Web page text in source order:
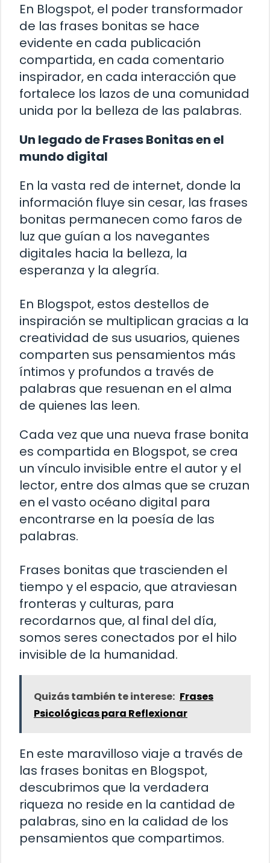
En Blogspot, el poder transformador
de las frases bonitas se hace
evidente en cada publicación
compartida, en cada comentario
inspirador, en cada interacción que
fortalece los lazos de una comunidad
unida por la belleza de las palabras.
Un legado de Frases Bonitas en el
mundo digital
En la vasta red de internet, donde la
información fluye sin cesar, las frases
bonitas permanecen como faros de
luz que guían a los navegantes
digitales hacia la belleza, la
esperanza y la alegría.
En Blogspot, estos destellos de
inspiración se multiplican gracias a la
creatividad de sus usuarios, quienes
comparten sus pensamientos más
íntimos y profundos a través de
palabras que resuenan en el alma
de quienes las leen.
Cada vez que una nueva frase bonita
es compartida en Blogspot, se crea
un vínculo invisible entre el autor y el
lector, entre dos almas que se cruzan
en el vasto océano digital para
encontrarse en la poesía de las
palabras.
Frases bonitas que trascienden el
tiempo y el espacio, que atraviesan
fronteras y culturas, para
recordarnos que, al final del día,
somos seres conectados por el hilo
invisible de la humanidad.
Quizás también te interese: Frases
Psicológicas para Reflexionar
En este maravilloso viaje a través de
las frases bonitas en Blogspot,
descubrimos que la verdadera
riqueza no reside en la cantidad de
palabras, sino en la calidad de los
pensamientos que compartimos.